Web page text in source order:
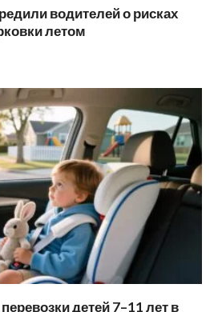
водителей о рисках
летом
детей 7–11 лет в